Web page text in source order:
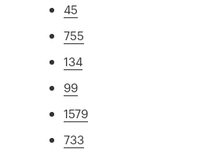
45
755
134
99
1579
733